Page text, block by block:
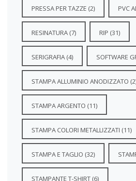
PRESSA PER TAZZE (2) PVC
RESINATURA (7) RIP (31)
SERIGRAFIA (4) SOFTWARE
STAMPA ALLUMINIO ANODIZZATO
STAMPA ARGENTO (11)
STAMPA COLORI METALLIZZATI (11)
STAMPA E TAGLIO (32)
STAMPANTE T-SHIRT (6)